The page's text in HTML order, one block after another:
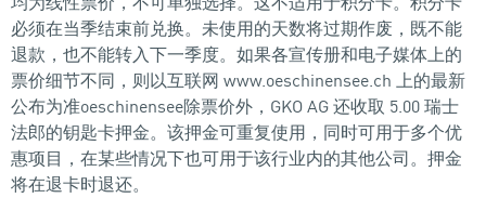
必须在当季结束前兑换。未使用的天数将过期作废，既不能
退款，也不能转入下一季度。如果各宣传册和电子媒体上的
票价细节不同，则以互联网 www.oeschinensee.ch 上的最新
公布为准oeschinensee除票价外，GKO AG 还收取 5.00 瑞士
法郎的钥匙卡押金。该押金可重复使用，同时可用于多个优
惠项目，在某些情况下也可用于该行业内的其他公司。押金
将在退卡时退还。